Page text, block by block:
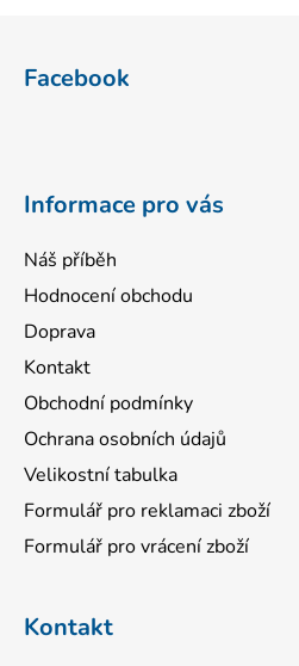
Facebook
Informace pro vás
Náš příběh
Hodnocení obchodu
Doprava
Kontakt
Obchodní podmínky
Ochrana osobních údajů
Velikostní tabulka
Formulář pro reklamaci zboží
Formulář pro vrácení zboží
Kontakt